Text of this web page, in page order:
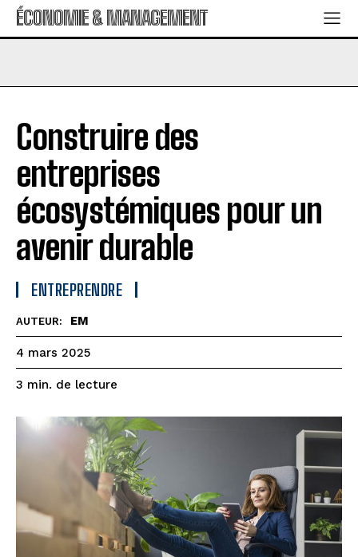
ÉCONOMIE & MANAGEMENT
Construire des
entreprises
écosystémiques pour un
avenir durable
ENTREPRENDRE
AUTEUR: EM
4 mars 2025
3 min. de lecture